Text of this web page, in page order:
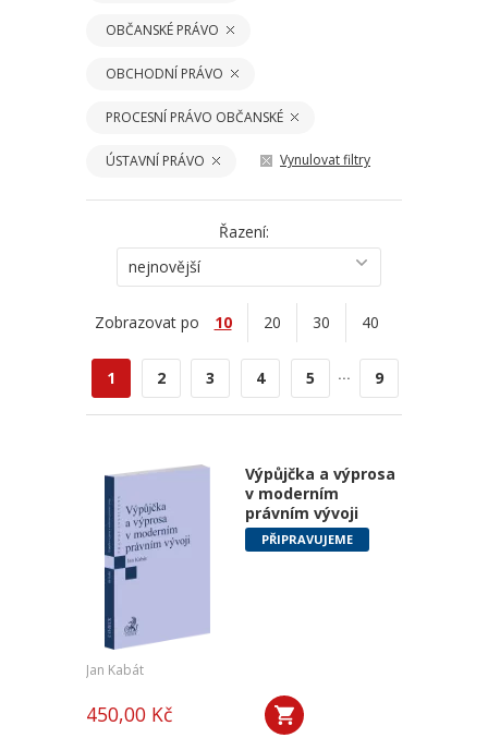
OBČANSKÉ PRÁVO
OBCHODNÍ PRÁVO
PROCESNÍ PRÁVO OBČANSKÉ
ÚSTAVNÍ PRÁVO Vynulovat filtry
Řazení:
nejnovější
Zobrazovat po 10 20 30 40
1 2 3 4 5 ... 9
Výpůjčka a výprosa
v moderním
právním vývoji
PŘIPRAVUJEME
Jan Kabát
450,00 Kč